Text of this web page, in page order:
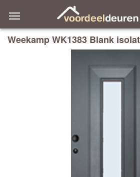
Weekamp WK1383 Blank